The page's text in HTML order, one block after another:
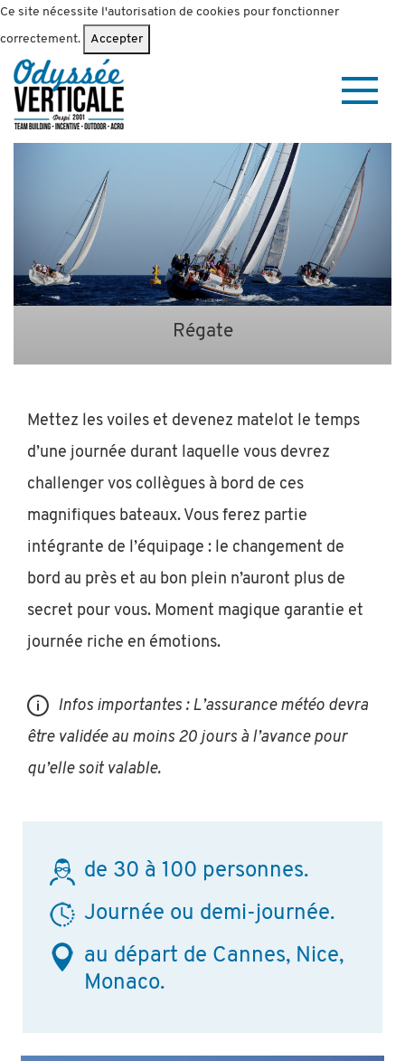
Ce site nécessite l'autorisation de cookies pour fonctionner
correctement.
Accepter
Régate
Mettez les voiles et devenez matelot le temps
d’une journée durant laquelle vous devrez
challenger vos collègues à bord de ces
magnifiques bateaux. Vous ferez partie
intégrante de l’équipage : le changement de
bord au près et au bon plein n’auront plus de
secret pour vous. Moment magique garantie et
journée riche en émotions.
Infos importantes : L’assurance météo devra
être validée au moins 20 jours à l’avance pour
qu’elle soit valable.
de 30 à 100 personnes.
Journée ou demi-journée.
au départ de Cannes, Nice,
Monaco.